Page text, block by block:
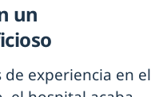
un
experiencia en el